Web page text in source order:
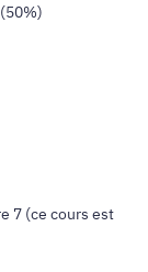
7 (ce cours est